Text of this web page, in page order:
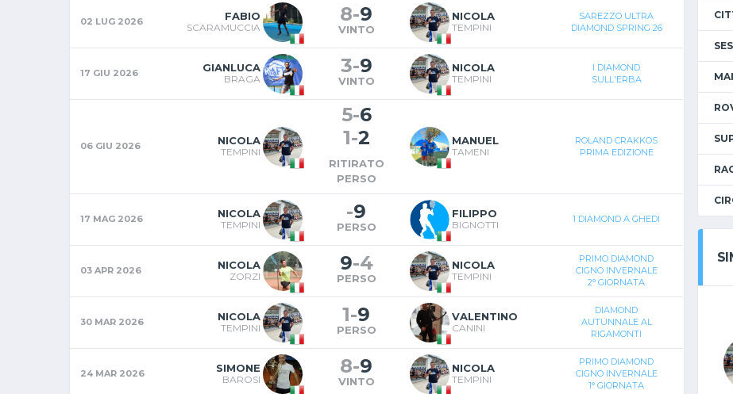
02 LUG 2026 FABIO
SCARAMUCCIA
8-9
VINTO
NICOLA
TEMPINI
SAREZZO ULTRA
DIAMOND SPRING 26
17 GIU 2026 GIANLUCA
BRAGA
3-9
VINTO
NICOLA
TEMPINI
I DIAMOND
SULL'ERBA
06 GIU 2026 NICOLA
TEMPINI
5-6
1-2
RITIRATO
PERSO
MANUEL
TAMENI
ROLAND CRAKKOS
PRIMA EDIZIONE
17 MAG 2026 NICOLA
TEMPINI
-9
PERSO
FILIPPO
BIGNOTTI 1 DIAMOND A GHEDI
03 APR 2026 NICOLA
ZORZI
9-4
PERSO
NICOLA
TEMPINI
PRIMO DIAMOND
CIGNO INVERNALE
2° GIORNATA
30 MAR 2026 NICOLA
TEMPINI
1-9
PERSO
VALENTINO
CANINI
DIAMOND
AUTUNNALE AL
RIGAMONTI
24 MAR 2026 SIMONE
BAROSI
8-9
VINTO
NICOLA
TEMPINI
PRIMO DIAMOND
CIGNO INVERNALE
1° GIORNATA